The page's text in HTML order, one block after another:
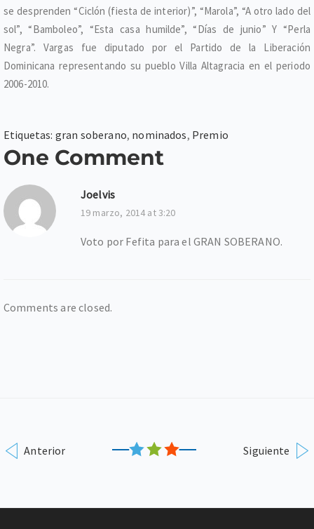
se desprenden “Ciclón (fiesta de interior)”, “Marola”, “A otro lado del
sol”, “Bamboleo”, “Esta casa humilde”, “Días de junio” Y “Perla
Negra”. Vargas fue diputado por el Partido de la Liberación
Dominicana representando su pueblo Villa Altagracia en el periodo
2006-2010.
Etiquetas: gran soberano, nominados, Premio
One Comment
Joelvis
19 marzo, 2014 at 3:20
Voto por Fefita para el GRAN SOBERANO.
Comments are closed.
Anterior Siguiente